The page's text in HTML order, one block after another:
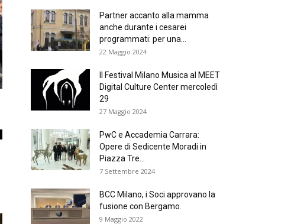
Partner accanto alla mamma
anche durante i cesarei
programmati: per una...
22 Maggio 2024
Il Festival Milano Musica al MEET
Digital Culture Center mercoledì
29
27 Maggio 2024
PwC e Accademia Carrara:
Opere di Sedicente Moradi in
Piazza Tre...
7 Settembre 2024
BCC Milano, i Soci approvano la
fusione con Bergamo.
9 Maggio 2022